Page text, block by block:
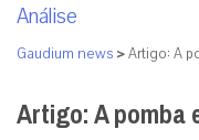
Análise
Gaudium news >Artigo: A
Artigo: A pomba